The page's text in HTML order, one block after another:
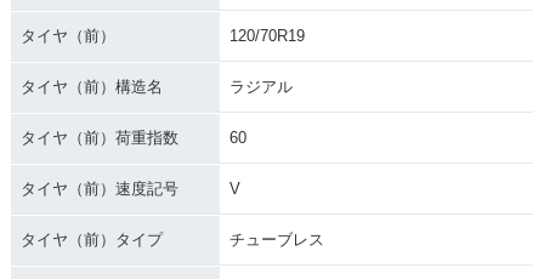
タイヤ（前） 120/70R19
タイヤ（前）構造名 ラジアル
タイヤ（前）荷重指数 60
タイヤ（前）速度記号 V
タイヤ（前）タイプ チューブレス